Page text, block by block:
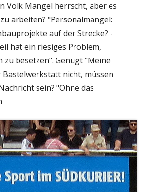
Volk Mangel herrscht, aber es
arbeiten? "Personalmangel:
auf der Strecke? -
hat ein riesiges Problem,
zu besetzen". Genügt "Meine
Bastelwerkstatt nicht, müssen
sein? "Ohne das